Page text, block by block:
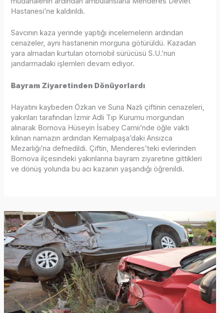
Hastanesi’ne kaldırıldı.
Savcının kaza yerinde yaptığı incelemelerin ardından
cenazeler, aynı hastanenin morguna götürüldü. Kazadan
yara almadan kurtulan otomobil sürücüsü S.U.’nun
jandarmadaki işlemleri devam ediyor.
Bayram Ziyaretinden Dönüyorlardı
Hayatını kaybeden Özkan ve Suna Nazlı çiftinin cenazeleri,
yakınları tarafından İzmir Adli Tıp Kurumu morgundan
alınarak Bornova Hüseyin İsabey Camii’nde öğle vakti
kılınan namazın ardından Kemalpaşa’daki Ansızca
Mezarlığı’na defnedildi. Çiftin, Menderes’teki evlerinden
Bornova ilçesindeki yakınlarına bayram ziyaretine gittikleri
ve dönüş yolunda bu acı kazanın yaşandığı öğrenildi.